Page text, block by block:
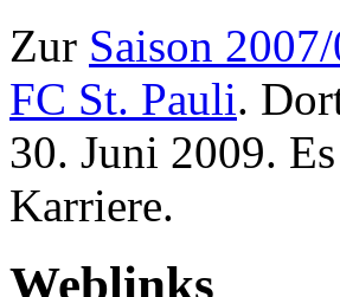
Zur Saison
FC St. Pauli.
30. Juni 2009.
Karriere.
Weblinks